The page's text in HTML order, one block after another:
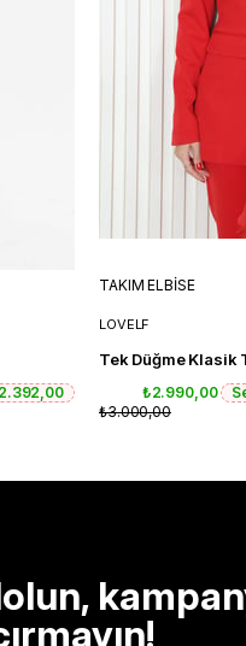
TAKIM ELBİSE
LOVELF
Tek Düğme Klasik
₺2.990,00
₺3.000,00